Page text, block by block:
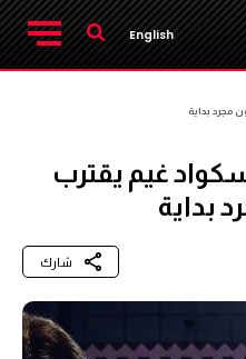
English
مجرد بداية
غيم يقترب
بداية
شارك